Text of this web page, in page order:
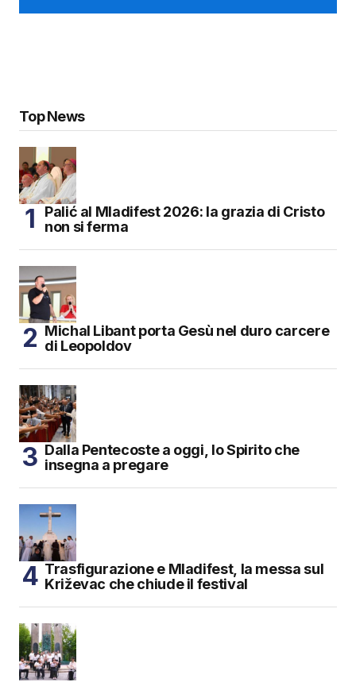
Top News
Palić al Mladifest 2026: la grazia di Cristo
non si ferma
Michal Libant porta Gesù nel duro carcere
di Leopoldov
Dalla Pentecoste a oggi, lo Spirito che
insegna a pregare
Trasfigurazione e Mladifest, la messa sul
Križevac che chiude il festival